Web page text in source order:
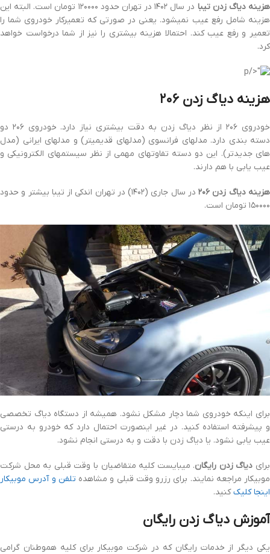
هزینه دیاگ زدن تیبا
در سال ۱۴۰۲ در تهران حدود ۱۲۰۰۰۰ تومان است. البته این
هزینه شامل رفع عیب نمیشود. یعنی در صورتی که تعمیرکار خودروی شما را
تعمیر و رفع عیب کند. احتمالا هزینه بیشتری را نیز از شما درخواست خواهد
کرد.
هزینه دیاگ زدن ۲۰۶
خودروی ۲۰۶ از نظر دیاگ زدن به دقت بیشتری نیاز دارد. خودروی ۲۰۶ دو
دسته بندی دارد. مدلهای فرانسوی (مدلهای قدیمیتر) و مدلهای ایرانی (مدل
های جدیدتر). این دو دسته تفاوتهای مهمی از نظر سیستمهای الکترونیکی و
عیب یابی با هم دارند.
هزینه دیاگ زدن ۲۰۶
در سال جاری (۱۴۰۲) در تهران اندکی از تیبا بیشتر و حدود
۱۵۰۰۰۰ تومان است.
برای اینکه خودروی شما دچار مشکل نشود. همیشه از دستگاه دیاگ تخصصی
و پیشرفته استفاده کنید. در غیر اینصورت احتمال دارد که خودرو به درستی
عیب یابی نشود. یا دیاگ زدن با دقت و به درستی انجام نشود.
برای دیاگ زدن رایگان. میبایست کلیه متقاضیان با وقت قبلی به محل شرکت
موبیکار مراجعه نمایند. برای رزرو وقت قبلی و مشاهده تلفن و آدرس موبیکار
اینجا کلیککنید.
آموزش دیاگ زدن رایگان
یکی دیگر از خدمات رایگان که در شرکت موبیکار برای کلیه هموطنان گرامی